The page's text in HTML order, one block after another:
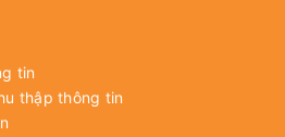
tin
thập thông tin